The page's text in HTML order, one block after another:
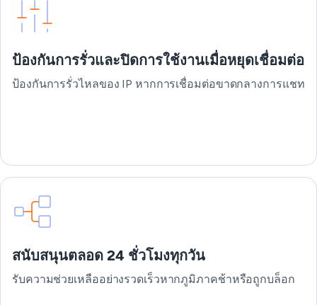
ป้องกันการรั่วและปิดการใช้งานเมื่อหยุดเชื่อมต่อ
ป้องกันการรั่วไหลของ IP หากการเชื่อมต่อขาดกลางการแชท
สนับสนุนตลอด 24 ชั่วโมงทุกวัน
รับความช่วยเหลืออย่างรวดเร็วหากภูมิภาคช้าหรือถูกบล็อก